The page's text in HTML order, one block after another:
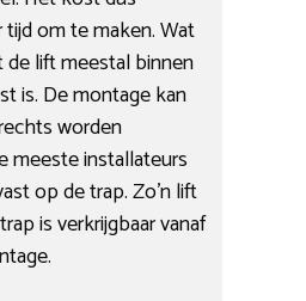
om te maken. Wat
de lift meestal binnen
is. De montage kan
worden
meeste installateurs
op de trap. Zo’n lift
is verkrijgbaar vanaf